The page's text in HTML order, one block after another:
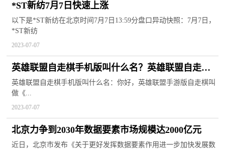
*ST新纺7月7日快速上涨
以下是*ST新纺在北京时间7月7日13:59分盘口异动快照：7月7日，
*ST新纺
2023-07-07
英雄联盟自走棋手机版叫什么名？英雄联盟自走棋
最新阵容推荐
英雄联盟自走棋手机版叫什么名：你好，英雄联盟手游版自走棋叫
做《...
2023-07-07
北京力争到2030年数据要素市场规模达2000亿元
近日，北京市发布《关于更好发挥数据要素作用进一步加快发展数